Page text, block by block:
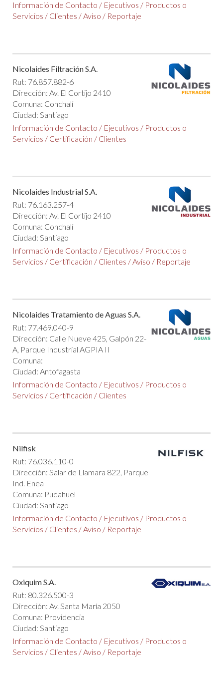
Información de Contacto / Ejecutivos / Productos o
Servicios / Clientes /Aviso / Reportaje
Nicolaides Filtración S.A.
Rut: 76.857.882-6
Dirección: Av. El Cortijo 2410
Comuna: Conchalí
Ciudad: Santiago
Información de Contacto / Ejecutivos / Productos o
Servicios / Certificación / Clientes
Nicolaides Industrial S.A.
Rut: 76.163.257-4
Dirección: Av. El Cortijo 2410
Comuna: Conchalí
Ciudad: Santiago
Información de Contacto / Ejecutivos / Productos o
Servicios / Certificación / Clientes /Aviso / Reportaje
Nicolaides Tratamiento de Aguas S.A.
Rut: 77.469.040-9
Dirección: Calle Nueve 425, Galpón 22-
A, Parque Industrial AGPIA II
Comuna:
Ciudad: Antofagasta
Información de Contacto / Ejecutivos / Productos o
Servicios / Certificación / Clientes
Nilfisk
Rut: 76.036.110-0
Dirección: Salar de Llamara 822, Parque
Ind. Enea
Comuna: Pudahuel
Ciudad: Santiago
Información de Contacto / Ejecutivos / Productos o
Servicios / Clientes /Aviso / Reportaje
Oxiquim S.A.
Rut: 80.326.500-3
Dirección: Av. Santa María 2050
Comuna: Providencia
Ciudad: Santiago
Información de Contacto / Ejecutivos / Productos o
Servicios / Clientes /Aviso / Reportaje